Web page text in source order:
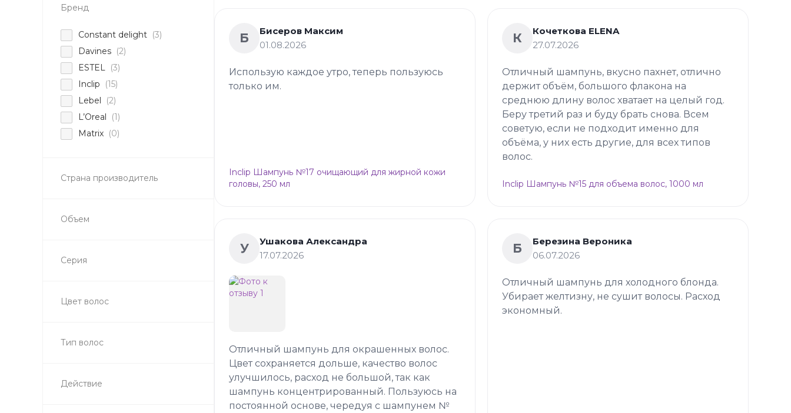
Бренд
Constant delight (3)
Davines (2)
ESTEL (3)
Inclip
(15)
Lebel
(2)
L’Oreal
(1)
Matrix (0)
Страна производитель
Объем
Серия
Цвет волос
Тип волос
Действие
Б
Бисеров Максим
01.08.2026
Использую каждое утро, теперь пользуюсь
только им.
Inclip Шампунь №17 очищающий для жирной кожи
головы, 250 мл
К
Кочеткова ELENA
27.07.2026
Отличный шампунь, вкусно пахнет, отлично
держит объём, большого флакона на
среднюю длину волос хватает на целый год.
Беру третий раз и буду брать снова. Всем
советую, если не подходит именно для
объёма, у них есть другие, для всех типов
волос.
Inclip Шампунь №15 для объема волос, 1000 мл
У
Ушакова Александра
17.07.2026
Отличный шампунь для окрашенных волос.
Цвет сохраняется дольше, качество волос
улучшилось, расход не большой, так как
шампунь концентрированный. Пользуюсь на
постоянной основе, чередуя с шампунем №
Б
Березина Вероника
06.07.2026
Отличный шампунь для холодного блонда.
Убирает желтизну, не сушит волосы. Расход
экономный.